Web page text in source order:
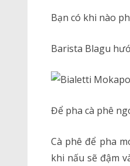
Bạn có khi nào
Barista Blagu
Để pha cà phê
Cà phê để pha
khi nấu sẽ đậm